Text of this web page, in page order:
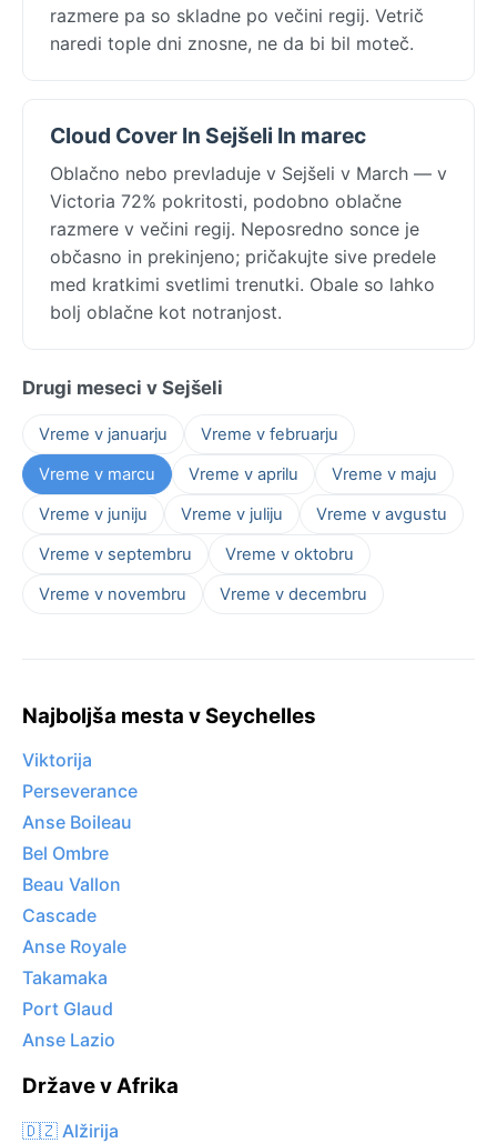
razmere pa so skladne po večini regij. Vetrič
naredi tople dni znosne, ne da bi bil moteč.
Cloud Cover In Sejšeli In marec
Oblačno nebo prevladuje v Sejšeli v March — v
Victoria 72% pokritosti, podobno oblačne
razmere v večini regij. Neposredno sonce je
občasno in prekinjeno; pričakujte sive predele
med kratkimi svetlimi trenutki. Obale so lahko
bolj oblačne kot notranjost.
Drugi meseci v Sejšeli
Vreme v januarju
Vreme v februarju
Vreme v marcu
Vreme v aprilu
Vreme v maju
Vreme v juniju
Vreme v juliju
Vreme v avgustu
Vreme v septembru
Vreme v oktobru
Vreme v novembru
Vreme v decembru
Najboljša mesta v Seychelles
Viktorija
Perseverance
Anse Boileau
Bel Ombre
Beau Vallon
Cascade
Anse Royale
Takamaka
Port Glaud
Anse Lazio
Države v Afrika
🇩🇿 Alžirija